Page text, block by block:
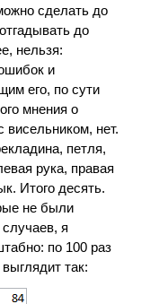
сделать до
до
нельзя:
и
его, по сути
мнения о
висельником, нет.
петля,
рука, правая
Итого десять.
не были
я
по 100 раз
так: